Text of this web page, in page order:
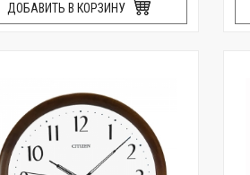
ДОБАВИТЬ В КОРЗИНУ